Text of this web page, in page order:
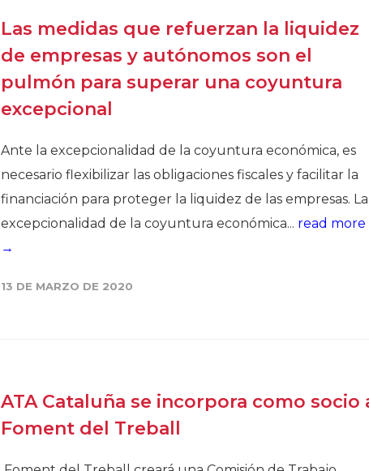
Las medidas que refuerzan la liquidez
de empresas y autónomos son el
pulmón para superar una coyuntura
excepcional
Ante la excepcionalidad de la coyuntura económica, es
necesario flexibilizar las obligaciones fiscales y facilitar la
financiación para proteger la liquidez de las empresas. La
excepcionalidad de la coyuntura económica... read more
→
13 DE MARZO DE 2020
ATA Cataluña se incorpora como socio
Foment del Treball